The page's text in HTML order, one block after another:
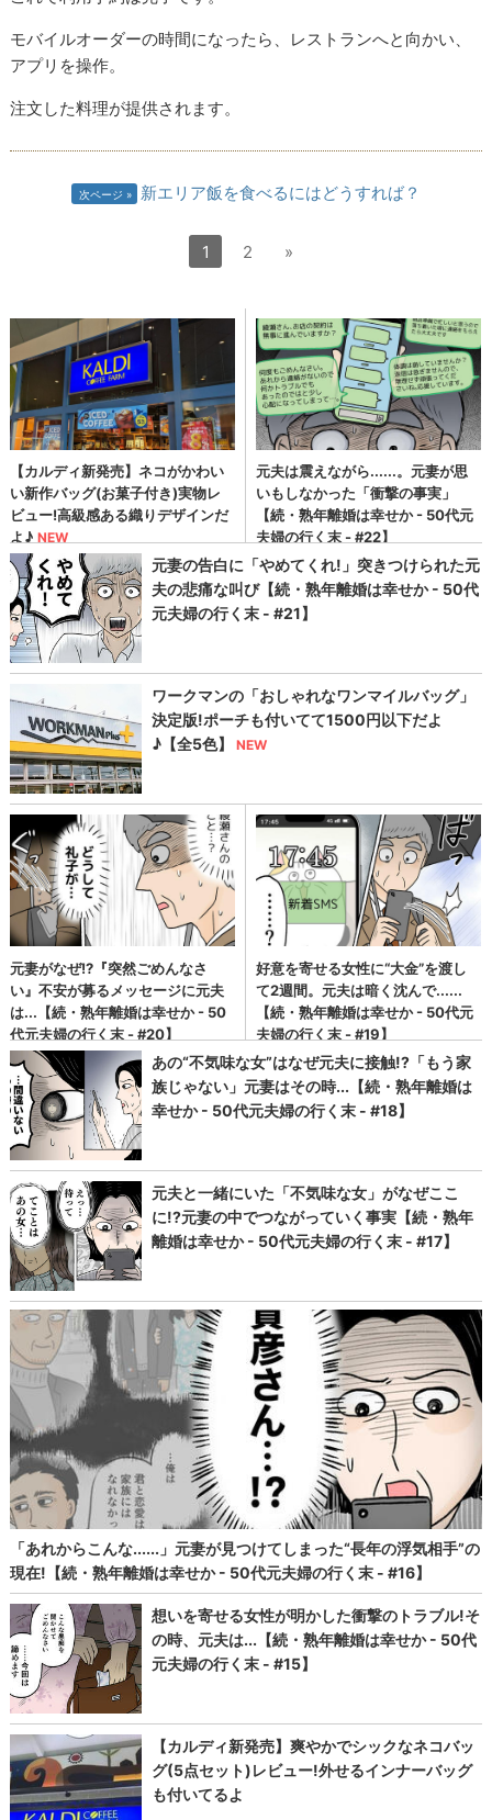
モバイルオーダーの時間になったら、レストランへと向かい、
アプリを操作。
注文した料理が提供されます。
次ページ 新エリア飯を食べるにはどうすれば？
1 2 »